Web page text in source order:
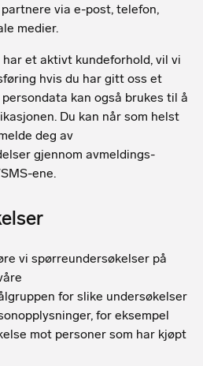
via e-post, telefon,
medier.
et aktivt kundeforhold, vil vi
hvis du har gitt oss et
kan også brukes til å
Du kan når som helst
deg av
gjennom avmeldings-
ene.
vi spørreundersøkelser på
for slike undersøkelser
for eksempel
mot personer som har kjøpt